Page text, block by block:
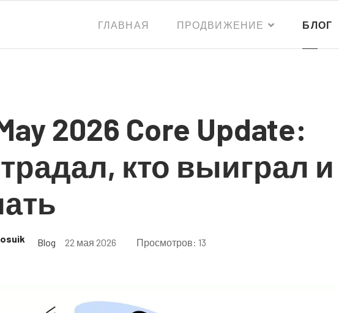
ГЛАВНАЯ ПРОДВИЖЕНИЕ БЛОГ
2026 Core Update:
кто выиграл и
Blog 22 мая 2026 Просмотров: 13